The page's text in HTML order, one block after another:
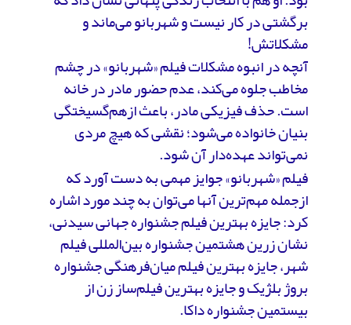
برگشتی در کار نیست و شهربانو می‌ماند و
مشکلاتش!
آنچه در انبوه مشکلات فیلم «شهربانو» در چشم
مخاطب جلوه می‌کند، عدم حضور مادر در خانه
است. حذف فیزیکی مادر،‌ باعث ازهم‌گسیختگی
بنیان خانواده می‌شود؛ نقشی که هیچ مردی
نمی‌تواند عهده‌دار آن شود.
فیلم «شهربانو» جوایز مهمی به دست آورد که
ازجمله مهم‌ترین آنها می‌توان به چند مورد اشاره
کرد: جایزه بهترین فیلم جشنواره جهانی سیدنی،
نشان زرین هشتمین جشنواره بین‌المللی فیلم
شهر، جایزه بهترین فیلم میان‌فرهنگی جشنواره
بروژ بلژیک و جایزه بهترین فیلم‌ساز زن از
بیستمین جشنواره داکا.